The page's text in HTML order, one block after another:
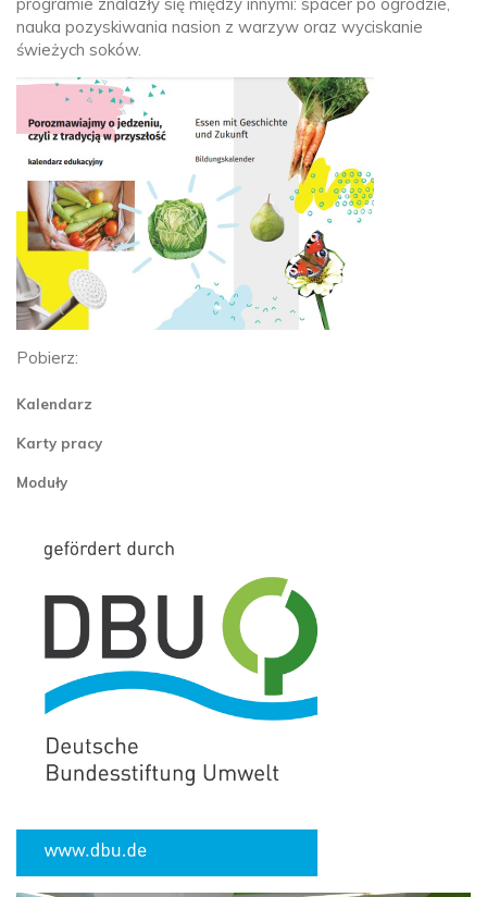
nauka pozyskiwania nasion z warzyw oraz wyciskanie
świeżych soków.
Pobierz:
Kalendarz
Karty pracy
Moduły